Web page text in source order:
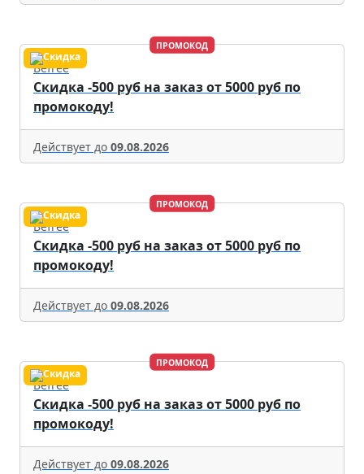
ПРОМОКОД
Befree
Скидка -500 руб на заказ от 5000 руб по
промокоду!
Действует до 09.08.2026
ПРОМОКОД
Befree
Скидка -500 руб на заказ от 5000 руб по
промокоду!
Действует до 09.08.2026
ПРОМОКОД
Befree
Скидка -500 руб на заказ от 5000 руб по
промокоду!
Действует до 09.08.2026